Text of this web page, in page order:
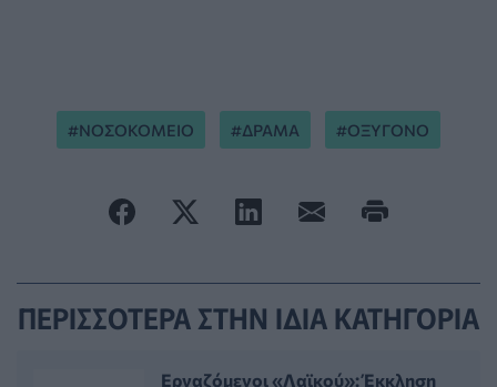
ΝΟΣΟΚΟΜΕΙΟ ΔΡΑΜΑ ΟΞΥΓΟΝΟ
ΠΕΡΙΣΣΟΤΕΡΑ ΣΤΗΝ ΙΔΙΑ ΚΑΤΗΓΟΡΙΑ
Εργαζόμενοι «Λαϊκού»: Έκκληση